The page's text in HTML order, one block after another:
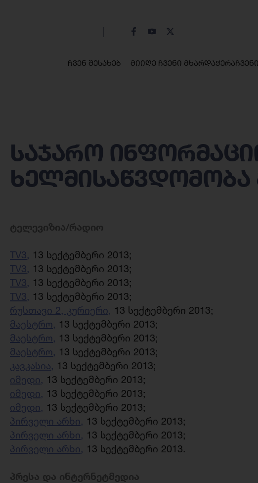
ჩვენ შესახებ მიიღე ჩვენი მხარდაჭერა
საჯარო
ხელმისაწვდომობა
ტელევიზია/რადიო
TV3, 13 სექტემბერი 2013;
TV3, 13 სექტემბერი 2013;
TV3, 13 სექტემბერი 2013;
TV3, 13 სექტემბერი 2013;
რუსთავი 2, კურიერი, 13 სექტემბერი 2013;
მაესტრო, 13 სექტემბერი 2013;
მაესტრო, 13 სექტემბერი 2013;
მაესტრო, 13 სექტემბერი 2013;
კავკასია, 13 სექტემბერი 2013;
იმედი, 13 სექტემბერი 2013;
იმედი, 13 სექტემბერი 2013;
იმედი, 13 სექტემბერი 2013;
პირველი არხი, 13 სექტემბერი 2013;
პირველი არხი, 13 სექტემბერი 2013;
პირველი არხი, 13 სექტემბერი 2013.
პრესა და ინტერნეტმედია